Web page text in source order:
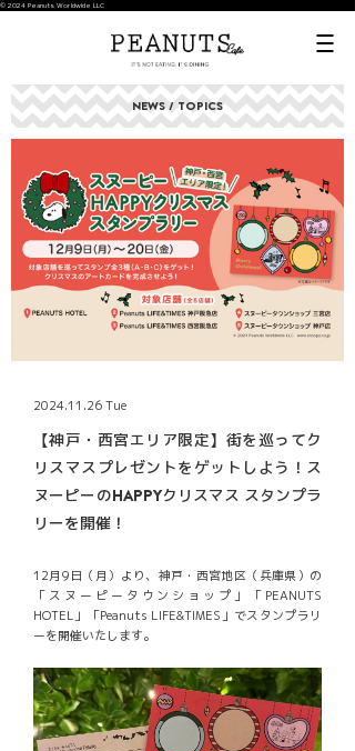
© 2024 Peanuts Worldwide LLC
NEWS / TOPICS
2024.11.26 Tue
【神戸・西宮エリア限定】街を巡ってク
リスマスプレゼントをゲットしよう！ス
ヌーピーのHAPPYクリスマス スタンプラ
リーを開催！
12月9日（月）より、神戸・西宮地区（兵庫県）の
「スヌーピータウンショップ」「PEANUTS
HOTEL」「Peanuts LIFE&TIMES」でスタンプラリ
ーを開催いたします。